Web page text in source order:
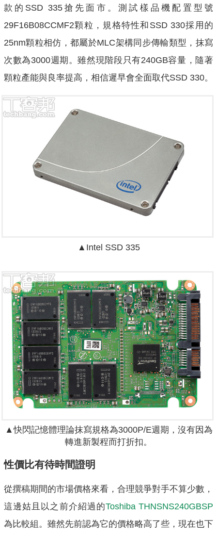
款的SSD 335搶先面市。測試樣品機配置型號
29F16B08CCMF2顆粒，規格特性和SSD 330採用的
25nm顆粒相仿，都屬於MLC架構同步傳輸類型，抹寫
次數為3000週期。雖然現階段只有240GB容量，隨著
顆粒產能與良率提高，相信遲早會全面取代SSD 330。
▲Intel SSD 335
▲快閃記憶體理論抹寫規格為3000P/E週期，沒有因為
轉進新製程而打折扣。
性價比有待時間證明
從撰稿期間的市場價格來看，合理競爭對手不算少數，
這邊姑且以之前介紹過的Toshiba THNSNS240GBSP
為比較組。雖然先前認為它的價格略高了些，現在也下